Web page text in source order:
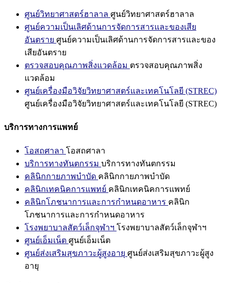
ศูนย์วิทยาศาสตร์ฮาลาล ศูนย์วิทยาศาสตร์ฮาลาล
ศูนย์ความเป็นเลิศด้านการจัดการสารและของเสีย
อันตราย ศูนย์ความเป็นเลิศด้านการจัดการสารและของ
เสียอันตราย
ตรวจสอบคุณภาพสิ่งแวดล้อม ตรวจสอบคุณภาพสิ่ง
แวดล้อม
ศูนย์เครื่องมือวิจัยวิทยาศาสตร์และเทคโนโลยี (STREC)
ศูนย์เครื่องมือวิจัยวิทยาศาสตร์และเทคโนโลยี (STREC)
บริการทางการแพทย์
โอสถศาลา โอสถศาลา
บริการทางทันตกรรม บริการทางทันตกรรม
คลินิกกายภาพบำบัด คลินิกกายภาพบำบัด
คลินิกเทคนิคการแพทย์ คลินิกเทคนิคการแพทย์
คลินิกโภชนาการและการกำหนดอาหาร คลินิก
โภชนาการและการกำหนดอาหาร
โรงพยาบาลสัตว์เล็กจุฬาฯ โรงพยาบาลสัตว์เล็กจุฬาฯ
ศูนย์เอ็มเน็ต ศูนย์เอ็มเน็ต
ศูนย์ส่งเสริมสุขภาวะผู้สูงอายุ ศูนย์ส่งเสริมสุขภาวะผู้สูง
อายุ